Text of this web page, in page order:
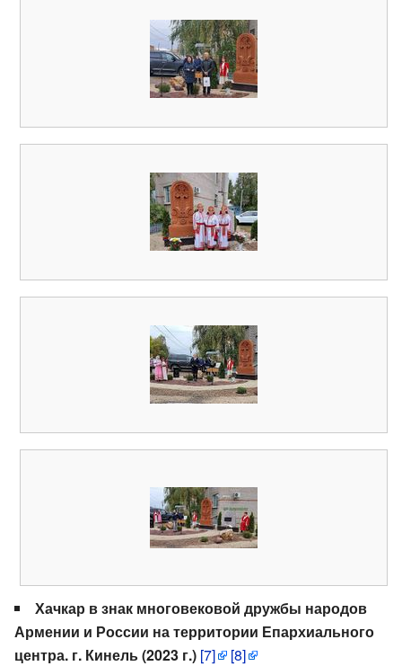
Хачкар в знак многовековой дружбы народов
Армении и России на территории Епархиального
центра. г. Кинель (2023 г.) [7]
[8]